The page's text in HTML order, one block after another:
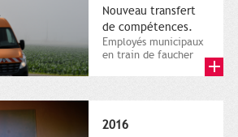
Nouveau transfert
de compétences.
Employés municipaux
en train de faucher
2016